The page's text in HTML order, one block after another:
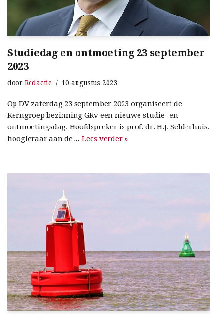
Studiedag en ontmoeting 23 september
2023
door Redactie 10 augustus 2023
Op DV zaterdag 23 september 2023 organiseert de
Kerngroep bezinning GKv een nieuwe studie- en
ontmoetingsdag. Hoofdspreker is prof. dr. H.J. Selderhuis,
hoogleraar aan de… Lees verder »